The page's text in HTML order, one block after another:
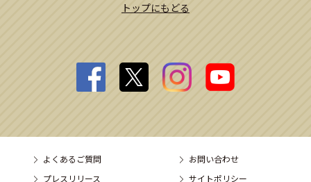
トップにもどる
よくあるご質問
お問い合わせ
プレスリリース
サイトポリシー